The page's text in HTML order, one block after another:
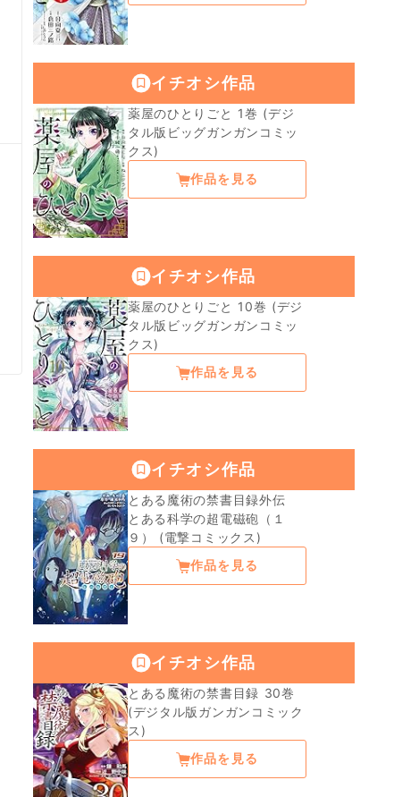
イチオシ作品
薬屋のひとりごと 1巻 (デジ
タル版ビッグガンガンコミッ
クス)
作品を見る
イチオシ作品
薬屋のひとりごと 10巻 (デジ
タル版ビッグガンガンコミッ
クス)
作品を見る
イチオシ作品
とある魔術の禁書目録外伝
とある科学の超電磁砲（１
９） (電撃コミックス)
作品を見る
イチオシ作品
とある魔術の禁書目録 30巻
(デジタル版ガンガンコミック
ス)
作品を見る